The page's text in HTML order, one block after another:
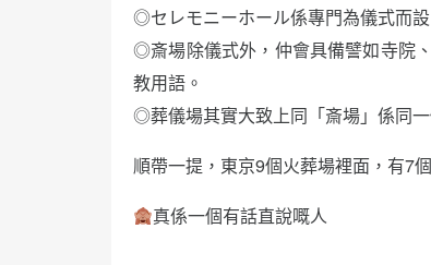
◎セレモニーホール係專門為儀式而設
◎斎場除儀式外，仲會具備譬如寺院
教用語。
◎葬儀場其實大致上同「斎場」係同
順帶一提，東京9個火葬場裡面，有7
真係一個有話直說嘅人